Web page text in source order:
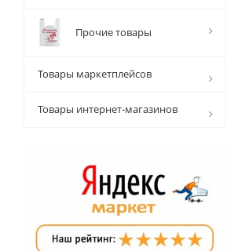
Прочие товары
Товары маркетплейсов
Товары интернет-магазинов